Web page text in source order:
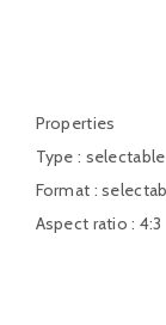
Properties
Type : selectable
Format :
Aspect ratio : 4:3